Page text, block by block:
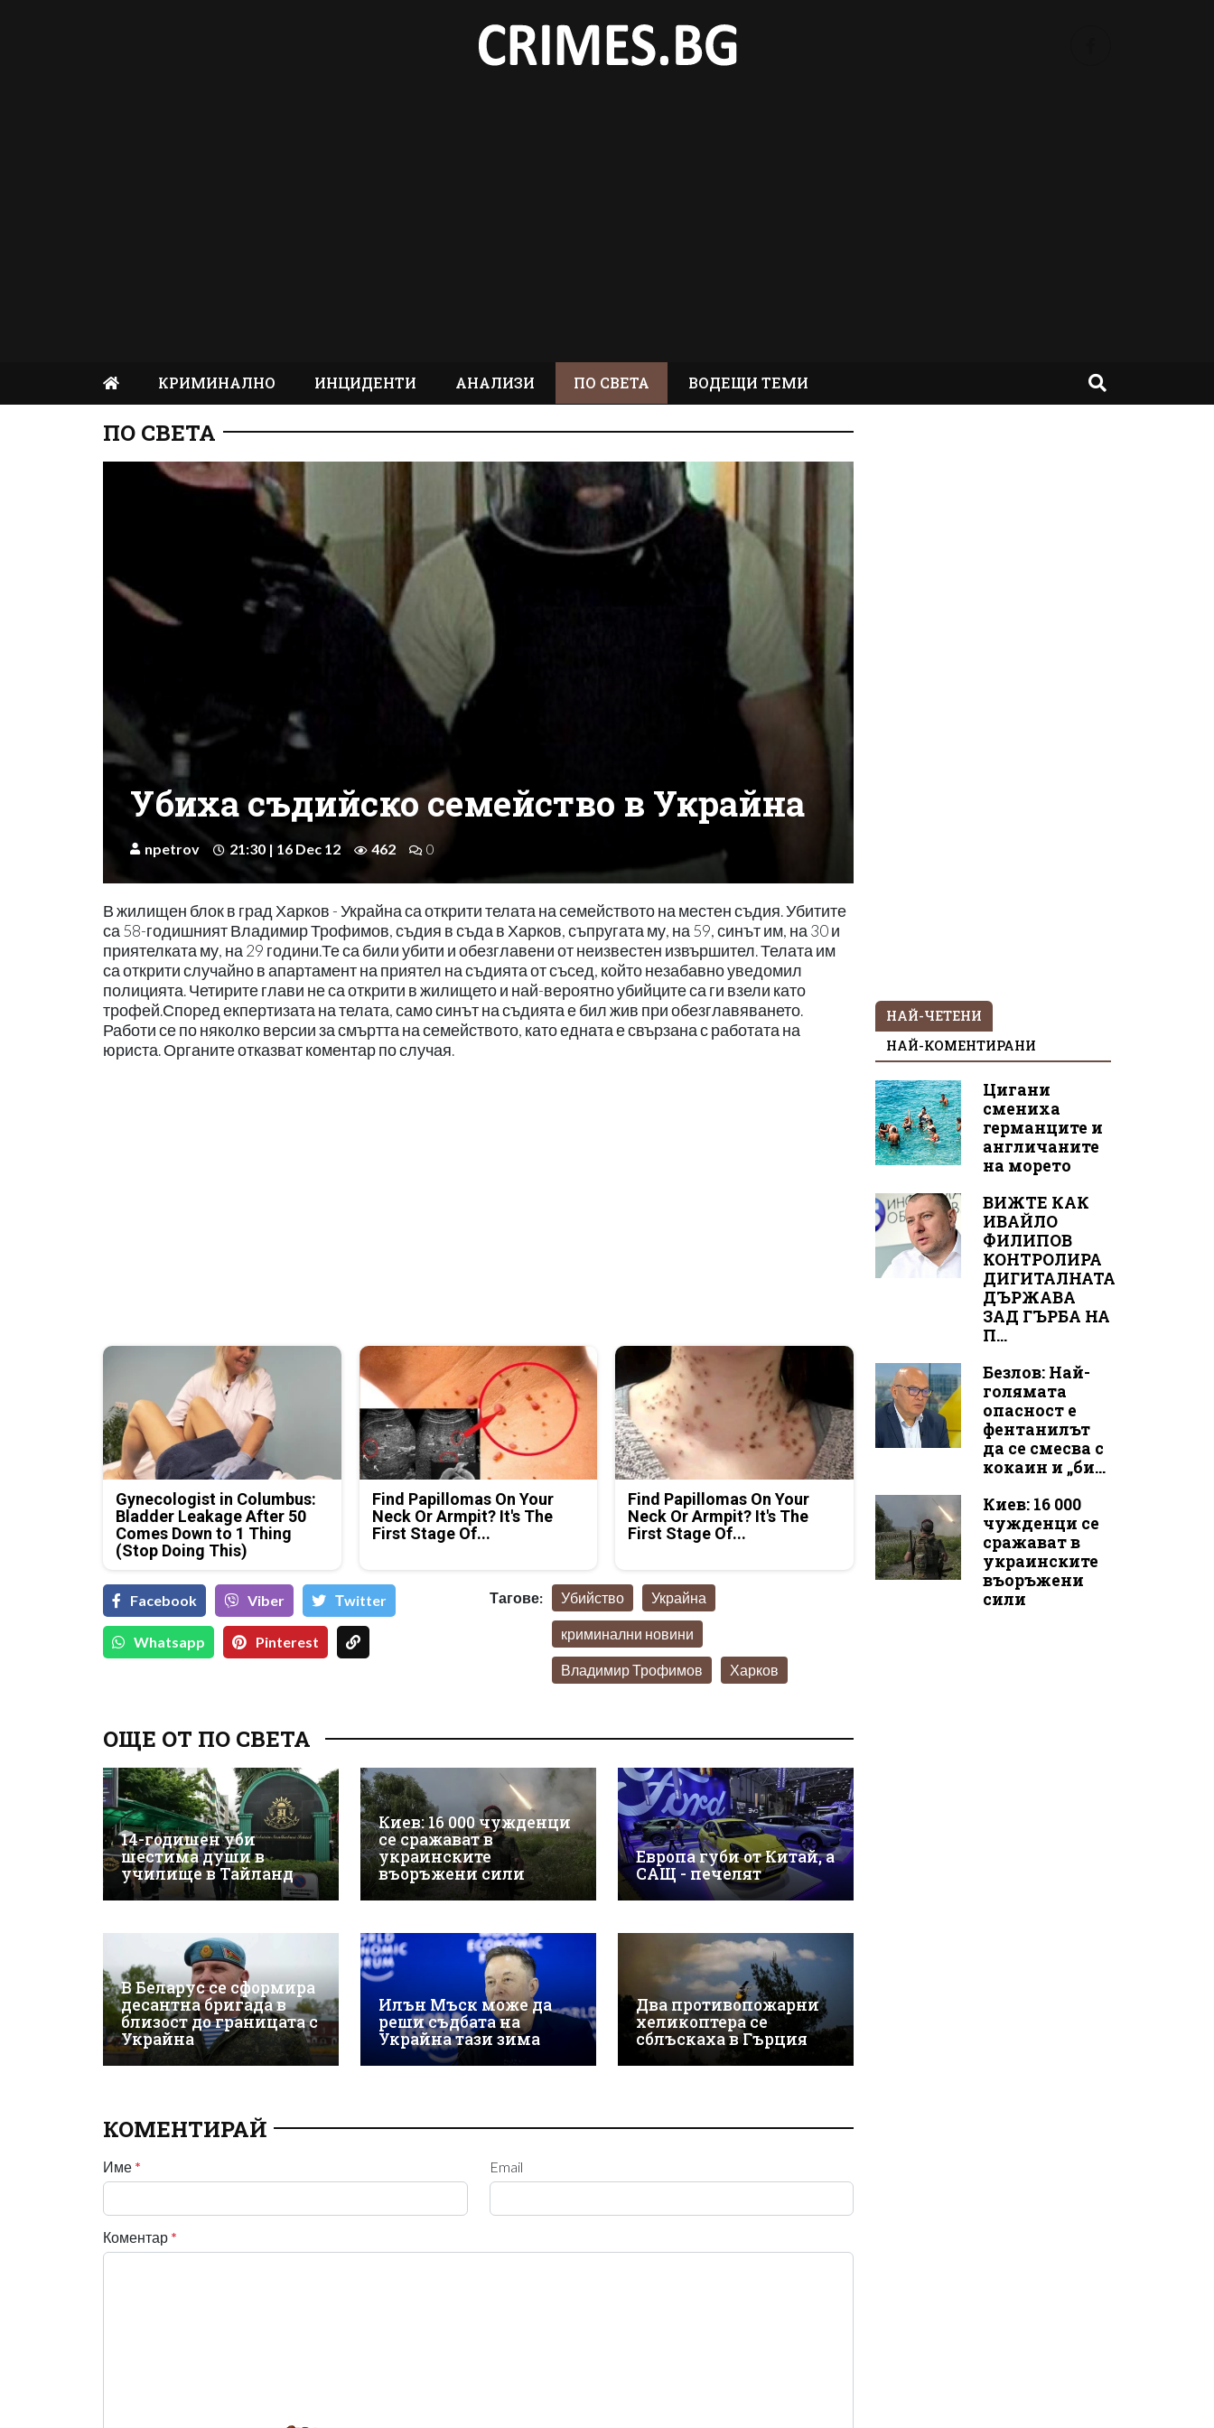
КРИМИНАЛНО ИНЦИДЕНТИ АНАЛИЗИ ПО СВЕТА ВОДЕЩИ ТЕМИ
ПО СВЕТА
Убиха съдийско семейство в Украйна
npetrov 21:30 | 16 Dec 12 462 0
В жилищен блок в град Харков - Украйна са открити телата на семейството на местен съдия. Убитите
са 58-годишният Владимир Трофимов, съдия в съда в Харков, съпругата му, на 59, синът им, на 30 и
приятелката му, на 29 години.Те са били убити и обезглавени от неизвестен извършител. Телата им
са открити случайно в апартамент на приятел на съдията от съсед, който незабавно уведомил
полицията. Четирите глави не са открити в жилището и най-вероятно убийците са ги взели като
трофей.Според екпертизата на телата, само синът на съдията е бил жив при обезглавяването.
Работи се по няколко версии за смъртта на семейството, като едната е свързана с работата на
юриста. Органите отказват коментар по случая.
Gynecologist in Columbus:
Bladder Leakage After 50
Comes Down to 1 Thing
(Stop Doing This)
Find Papillomas On Your
Neck Or Armpit? It's The
First Stage Of...
Find Papillomas On Your
Neck Or Armpit? It's The
First Stage Of...
Facebook Viber Тwitter
Whatsapp Pinterest
Тагове: Убийство Украйна
криминални новини
Владимир Трофимов Харков
ОЩЕ ОТ ПО СВЕТА
14-годишен уби
шестима души в
училище в Тайланд
Киев: 16 000 чужденци
се сражават в
украинските
въоръжени сили
Европа губи от Китай, а
САЩ - печелят
В Беларус се сформира
десантна бригада в
близост до границата с
Украйна
Илън Мъск може да
реши съдбата на
Украйна тази зима
Два противопожарни
хеликоптера се
сблъскаха в Гърция
КОМЕНТИРАЙ
Име * Email
Коментар *
НАЙ-ЧЕТЕНИ
НАЙ-КОМЕНТИРАНИ
Цигани
смениха
германците и
англичаните
на морето
ВИЖТЕ КАК
ИВАЙЛО
ФИЛИПОВ
КОНТРОЛИРА
ДИГИТАЛНАТА
ДЪРЖАВА
ЗАД ГЪРБА НА
П...
Безлов: Най-
голямата
опасност е
фентанилът
да се смесва с
кокаин и „би...
Киев: 16 000
чужденци се
сражават в
украинските
въоръжени
сили